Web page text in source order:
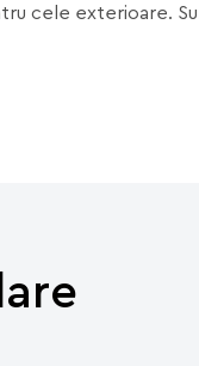
cele exterioare.